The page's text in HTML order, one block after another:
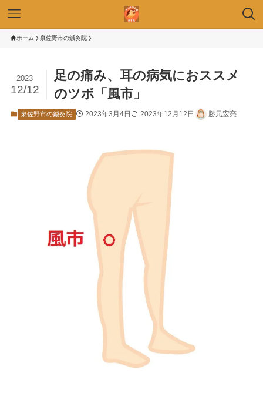
ホーム 泉佐野市の鍼灸院
足の痛み、耳の病気におススメ
のツボ「風市」
2023
12/12
泉佐野市の鍼灸院 2023年3月4日 2023年12月12日 勝元宏亮